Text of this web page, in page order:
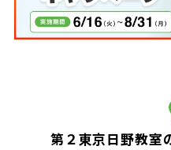
第２東京日野教室